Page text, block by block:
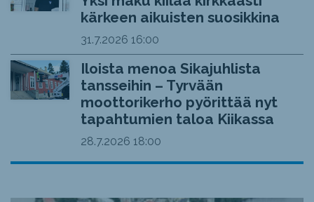
kärkeen aikuisten suosikkina
31.7.2026 16:00
Iloista menoa Sikajuhlista
tansseihin – Tyrvään
moottorikerho pyörittää nyt
tapahtumien taloa Kiikassa
28.7.2026 18:00